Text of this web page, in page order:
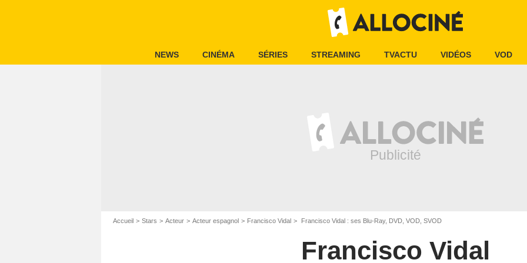
NEWS CINÉMA SÉRIES STREAMING TVACTU VIDÉOS VOD
Accueil Stars Acteur Acteur espagnol Francisco Vidal Francisco Vidal : ses Blu-Ray, DVD, VOD, SVOD
Francisco Vidal